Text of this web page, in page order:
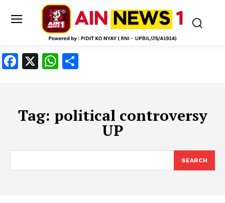
Facebook
X WhatsApp
Tag: political controversy
UP
SEARCH